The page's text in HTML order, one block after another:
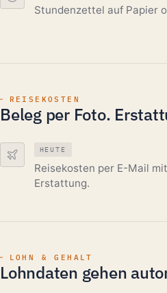
Stundenzettel auf Papier
REISEKOSTEN
Beleg per Foto.
HEUTE
Reisekosten per E-Mail
Erstattung.
LOHN & GEHALT
Lohndaten gehen